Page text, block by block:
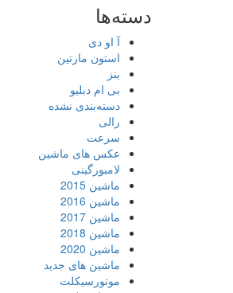
دسته‌ها
آ او دی
استون مارتین
بنز
بی ام دبلیو
دسته‌بندی نشده
رالی
سرعت
عکس های ماشین
لامبورگینی
ماشین 2015
ماشین 2016
ماشین 2017
ماشین 2018
ماشین 2020
ماشین های جدید
موتورسیکلت